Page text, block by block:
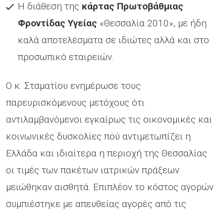
Η διάθεση της κάρτας Πρωτοβάθμιας
Φροντίδας Υγείας «Θεσσαλία 2010», με ήδη
καλά αποτελέσματα σε ιδιώτες αλλά και στο
προσωπικό εταιρειών.
Ο κ. Σταματίου ενημέρωσε τους
παρευρισκόμενους μετόχους ότι
αντιλαμβανόμενοι εγκαίρως τις οικονομικές και
κοινωνικές δυσκολίες πού αντιμετωπίζει η
Ελλάδα και ιδιαίτερα η περιοχή της Θεσσαλίας
οι τιμές των πακέτων ιατρικών πράξεων
μειώθηκαν αισθητά. Επιπλέον το κόστος αγορών
συμπιέστηκε με απευθείας αγορές από τις